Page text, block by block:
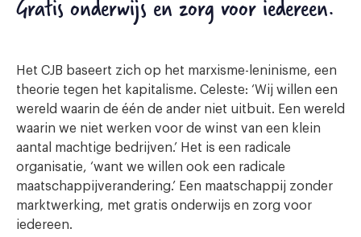
Het CJB baseert zich op het marxisme-leninisme, een
theorie tegen het kapitalisme. Celeste: ‘Wij willen een
wereld waarin de één de ander niet uitbuit. Een wereld
waarin we niet werken voor de winst van een klein
aantal machtige bedrijven.’ Het is een radicale
organisatie, ‘want we willen ook een radicale
maatschappijverandering.’ Een maatschappij zonder
marktwerking, met gratis onderwijs en zorg voor
iedereen.